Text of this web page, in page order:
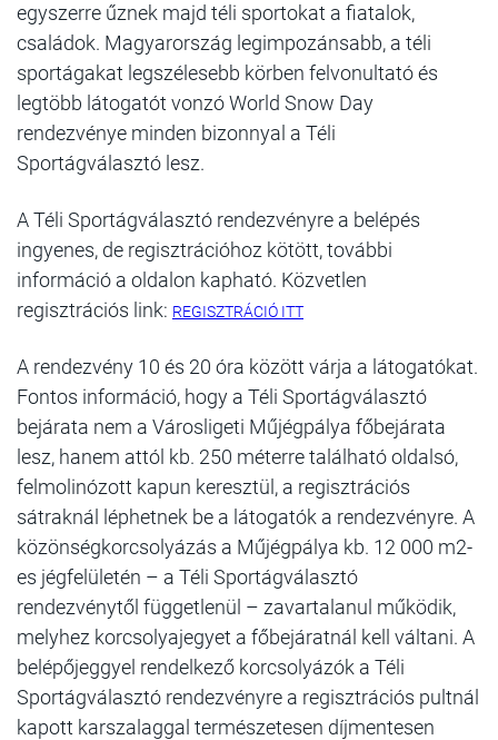
egyszerre űznek majd téli sportokat a fiatalok,
családok. Magyarország legimpozánsabb, a téli
sportágakat legszélesebb körben felvonultató és
legtöbb látogatót vonzó World Snow Day
rendezvénye minden bizonnyal a Téli
Sportágválasztó lesz.
A Téli Sportágválasztó rendezvényre a belépés
ingyenes, de regisztrációhoz kötött, további
információ a oldalon kapható. Közvetlen
regisztrációs link: REGISZTRÁCIÓ ITT
A rendezvény 10 és 20 óra között várja a látogatókat.
Fontos információ, hogy a Téli Sportágválasztó
bejárata nem a Városligeti Műjégpálya főbejárata
lesz, hanem attól kb. 250 méterre található oldalsó,
felmolinózott kapun keresztül, a regisztrációs
sátraknál léphetnek be a látogatók a rendezvényre. A
közönségkorcsolyázás a Műjégpálya kb. 12 000 m2-
es jégfelületén – a Téli Sportágválasztó
rendezvénytől függetlenül – zavartalanul működik,
melyhez korcsolyajegyet a főbejáratnál kell váltani. A
belépőjeggyel rendelkező korcsolyázók a Téli
Sportágválasztó rendezvényre a regisztrációs pultnál
kapott karszalaggal természetesen díjmentesen